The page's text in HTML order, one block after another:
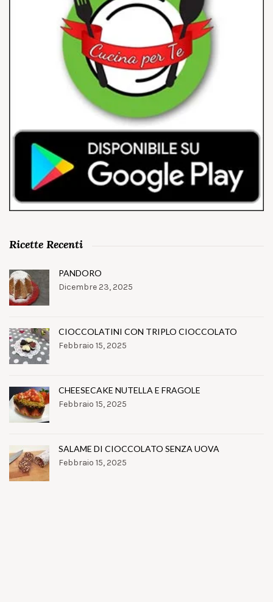
Ricette Recenti
PANDORO
Dicembre 23, 2025
CIOCCOLATINI CON TRIPLO CIOCCOLATO
Febbraio 15, 2025
CHEESECAKE NUTELLA E FRAGOLE
Febbraio 15, 2025
SALAME DI CIOCCOLATO SENZA UOVA
Febbraio 15, 2025